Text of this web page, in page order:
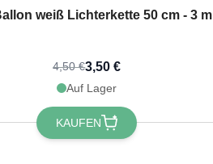
weiß Lichterkette 50 cm - 3 m
4,50 €3,50 €
Auf Lager
KAUFEN